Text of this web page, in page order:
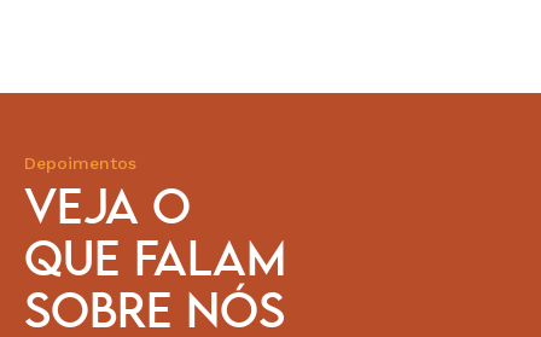
Depoimentos
VEJA O
QUE FALAM
SOBRE NÓS